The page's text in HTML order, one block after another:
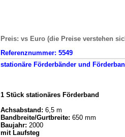
Preis: vs Euro (die Preise verstehen
Referenznummer: 5549
stationäre Förderbänder und
1 Stück stationäres Förderband
Achsabstand: 6,5 m
Bandbreite/Gurtbreite: 650 mm
Baujahr: 2000
mit Laufsteg